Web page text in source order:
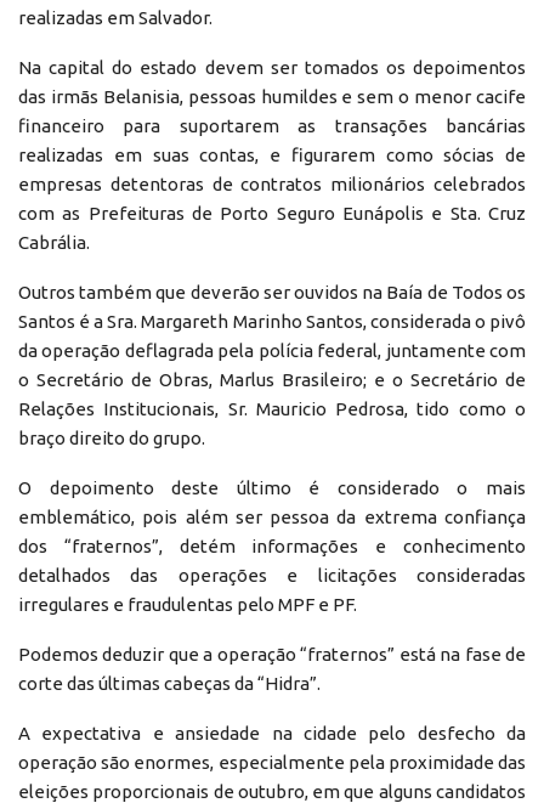
realizadas em Salvador.
Na capital do estado devem ser tomados os depoimentos
das irmãs Belanisia, pessoas humildes e sem o menor cacife
financeiro para suportarem as transações bancárias
realizadas em suas contas, e figurarem como sócias de
empresas detentoras de contratos milionários celebrados
com as Prefeituras de Porto Seguro Eunápolis e Sta. Cruz
Cabrália.
Outros também que deverão ser ouvidos na Baía de Todos os
Santos é a Sra. Margareth Marinho Santos, considerada o pivô
da operação deflagrada pela polícia federal, juntamente com
o Secretário de Obras, Marlus Brasileiro; e o Secretário de
Relações Institucionais, Sr. Mauricio Pedrosa, tido como o
braço direito do grupo.
O depoimento deste último é considerado o mais
emblemático, pois além ser pessoa da extrema confiança
dos “fraternos”, detém informações e conhecimento
detalhados das operações e licitações consideradas
irregulares e fraudulentas pelo MPF e PF.
Podemos deduzir que a operação “fraternos” está na fase de
corte das últimas cabeças da “Hidra”.
A expectativa e ansiedade na cidade pelo desfecho da
operação são enormes, especialmente pela proximidade das
eleições proporcionais de outubro, em que alguns candidatos